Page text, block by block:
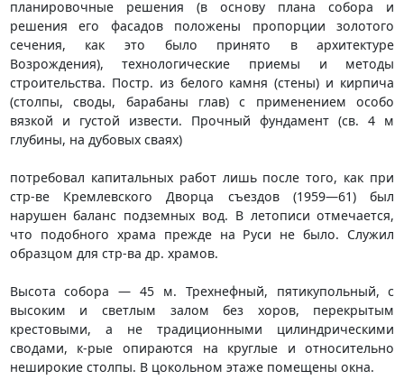
планировочные решения (в основу плана собора и
решения его фасадов положены пропорции золотого
сечения, как это было принято в архитектуре
Возрождения), технологические приемы и методы
строительства. Постр. из белого камня (стены) и кирпича
(столпы, своды, барабаны глав) с применением особо
вязкой и густой извести. Прочный фундамент (св. 4 м
глубины, на дубовых сваях)
потребовал капитальных работ лишь после того, как при
стр-ве Кремлевского Дворца съездов (1959—61) был
нарушен баланс подземных вод. В летописи отмечается,
что подобного храма прежде на Руси не было. Служил
образцом для стр-ва др. храмов.
Высота собора — 45 м. Трехнефный, пятикупольный, с
высоким и светлым залом без хоров, перекрытым
крестовыми, а не традиционными цилиндрическими
сводами, к-рые опираются на круглые и относительно
неширокие столпы. В цокольном этаже помещены окна.